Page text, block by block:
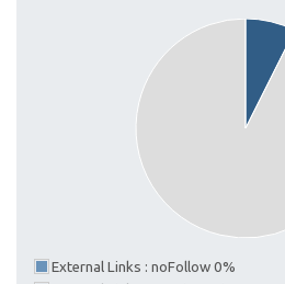
External Links : noFollow 0%